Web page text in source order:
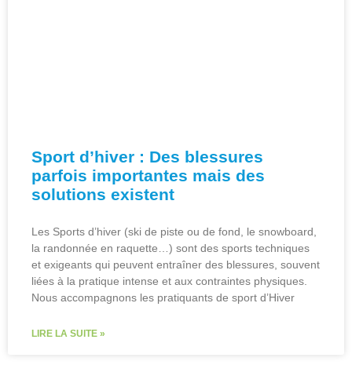
Sport d’hiver : Des blessures
parfois importantes mais des
solutions existent
Les Sports d’hiver (ski de piste ou de fond, le snowboard,
la randonnée en raquette…) sont des sports techniques
et exigeants qui peuvent entraîner des blessures, souvent
liées à la pratique intense et aux contraintes physiques.
Nous accompagnons les pratiquants de sport d’Hiver
LIRE LA SUITE »